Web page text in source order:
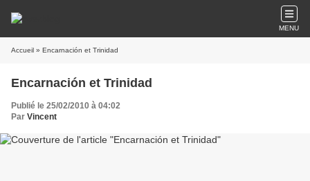
MENU
Accueil » Encarnación et Trinidad
Encarnación et Trinidad
Publié le 25/02/2010 à 04:02
Par Vincent